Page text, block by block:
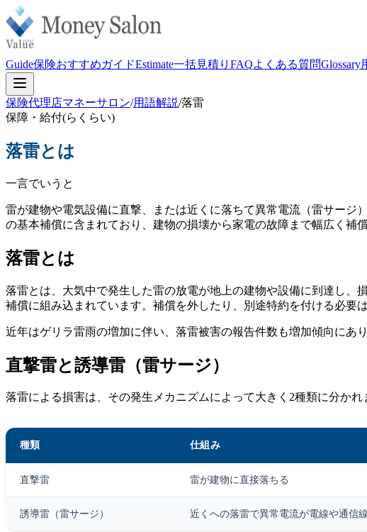
Guide保険おすすめガイドEstimate一括見積り FAQよくある質問Glossary
保険代理店マネーサロン/用語解説/落雷
保障・給付(らくらい)
落雷とは
一言でいうと
雷が建物や電気設備に直撃、または近くに落ちて異常電流（雷サー
の基本補償に含まれており、建物の損壊から家電の故障まで幅広く補償
落雷とは
落雷とは、大気中で発生した雷の放電が地上の建物や設備に到達し
補償に組み込まれています。補償を外したり、別途特約を付ける必要
近年はゲリラ雷雨の増加に伴い、落雷被害の報告件数も増加傾向にあ
直撃雷と誘導雷（雷サージ）
落雷による損害は、その発生メカニズムによって大きく2種類に分かれ
種類 仕組み
直撃雷 雷が建物に直接落ちる
誘導雷（雷サージ） 近くへの落雷で異常電流が電線や通信